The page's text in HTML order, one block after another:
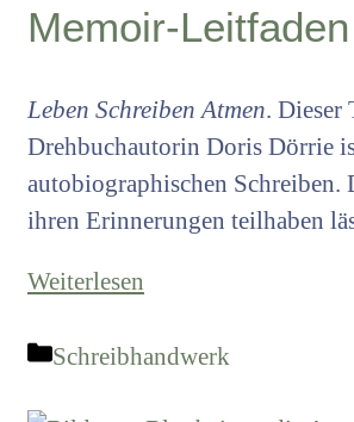
Memoir-
Leben Schreiben Atmen .
Drehbuchautorin Doris Dörrie
autobiographischen Schreiben.
ihren Erinnerungen teilhaben
Weiterlesen
Kategorien
Schreibhandwerk